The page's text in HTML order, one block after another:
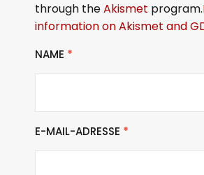
through theAkismet program.
information on Akismet and
NAME *
E-MAIL-ADRESSE *